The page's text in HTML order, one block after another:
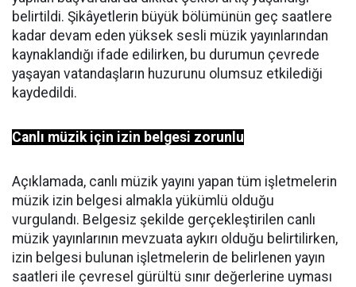
belirtildi. Şikâyetlerin büyük bölümünün geç saatlere
kadar devam eden yüksek sesli müzik yayınlarından
kaynaklandığı ifade edilirken, bu durumun çevrede
yaşayan vatandaşların huzurunu olumsuz etkilediği
kaydedildi.
Canlı müzik için izin belgesi zorunlu
Açıklamada, canlı müzik yayını yapan tüm işletmelerin
müzik izin belgesi almakla yükümlü olduğu
vurgulandı. Belgesiz şekilde gerçekleştirilen canlı
müzik yayınlarının mevzuata aykırı olduğu belirtilirken,
izin belgesi bulunan işletmelerin de belirlenen yayın
saatleri ile çevresel gürültü sınır değerlerine uyması